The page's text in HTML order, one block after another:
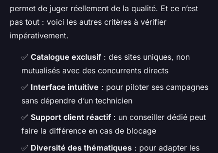
permet de juger réellement de la qualité. Et ce n’est
pas tout : voici les autres critères à vérifier
impérativement.
✅ Catalogue exclusif : des sites uniques, non
mutualisés avec des concurrents directs
✅ Interface intuitive : pour piloter ses campagnes
sans dépendre d’un technicien
✅ Support client réactif : un conseiller dédié peut
faire la différence en cas de blocage
✅ Diversité des thématiques : pour adapter les